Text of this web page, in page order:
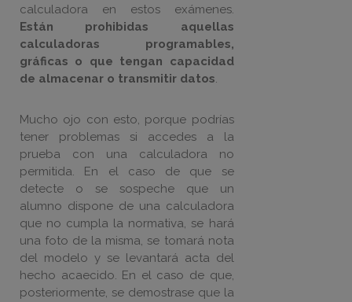
calculadora en estos exámenes.
Están prohibidas aquellas
calculadoras programables,
gráficas o que tengan capacidad
de almacenar o transmitir datos.
Mucho ojo con esto, porque podrías
tener problemas si accedes a la
prueba con una calculadora no
permitida. En el caso de que se
detecte o se sospeche que un
alumno dispone de una calculadora
que no cumpla la normativa, se hará
una foto de la misma, se tomará nota
del modelo y se levantará acta del
hecho acaecido. En el caso de que,
posteriormente, se demostrase que la